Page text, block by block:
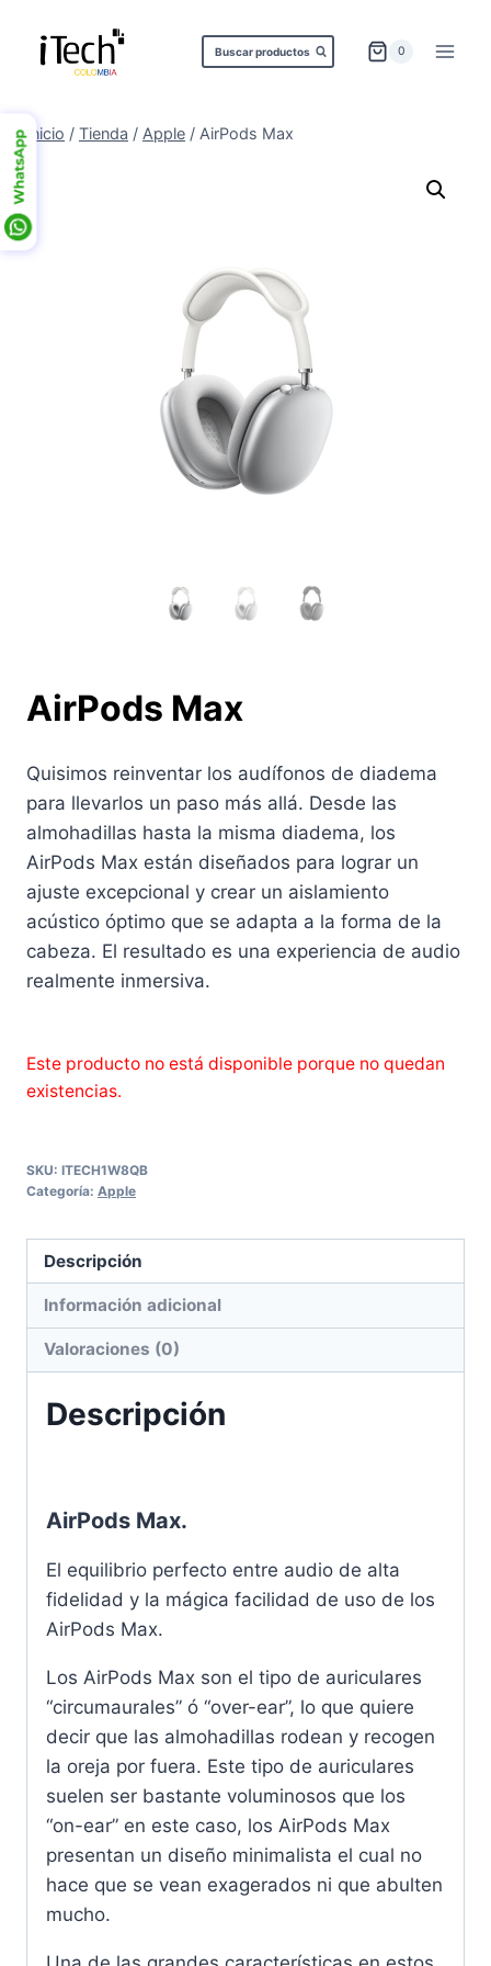
contenido
Buscar productos 0
Inicio / Tienda / Apple / AirPods Max
AirPods Max
Quisimos reinventar los audífonos de diadema
para llevarlos un paso más allá. Desde las
almohadillas hasta la misma diadema, los
AirPods Max están diseñados para lograr un
ajuste excepcional y crear un aislamiento
acústico óptimo que se adapta a la forma de la
cabeza. El resultado es una experiencia de audio
realmente inmersiva.
Este producto no está disponible porque no quedan
existencias.
SKU: ITECH1W8QB
Categoría: Apple
Descripción
Información adicional
Valoraciones (0)
Descripción
AirPods Max.
El equilibrio perfecto entre audio de alta
fidelidad y la mágica facilidad de uso de los
AirPods Max.
Los AirPods Max son el tipo de auriculares
“circumaurales” ó “over-ear”, lo que quiere
decir que las almohadillas rodean y recogen
la oreja por fuera. Este tipo de auriculares
suelen ser bastante voluminosos que los
“on-ear” en este caso, los AirPods Max
presentan un diseño minimalista el cual no
hace que se vean exagerados ni que abulten
mucho.